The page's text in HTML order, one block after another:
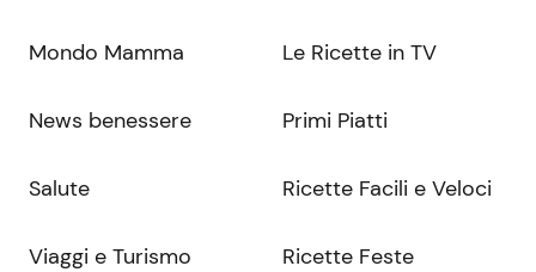
Mondo Mamma
News benessere
Salute
Viaggi e Turismo
Le Ricette in TV
Primi Piatti
Ricette Facili e Veloci
Ricette Feste